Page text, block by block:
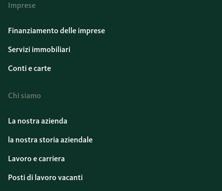
Imprese
Finanziamento delle imprese
Servizi immobiliari
Conti e carte
Chi siamo
La nostra azienda
la nostra storia aziendale
Lavoro e carriera
Posti di lavoro vacanti